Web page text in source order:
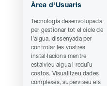
Àrea d'Usuaris
Tecnologia desenvolupada
per gestionar tot el cicle de
l'aigua, dissenyada per
controlar les vostres
instal·lacions mentre
estalvieu aigua i reduïu
costos. Visualitzeu dades
complexes, superviseu els